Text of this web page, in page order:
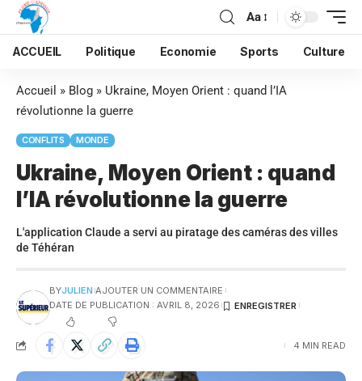
Aa
ACCUEIL Politique Economie Sports Culture
Accueil » Blog » Ukraine, Moyen Orient : quand l’IA
révolutionne la guerre
CONFLITS MONDE
Ukraine, Moyen Orient : quand
l’IA révolutionne la guerre
L'application Claude a servi au piratage des caméras des villes
de Téhéran
BYJULIEN AJOUTER UN COMMENTAIRE
DATE DE PUBLICATION : AVRIL 8, 2026
4 MIN READ